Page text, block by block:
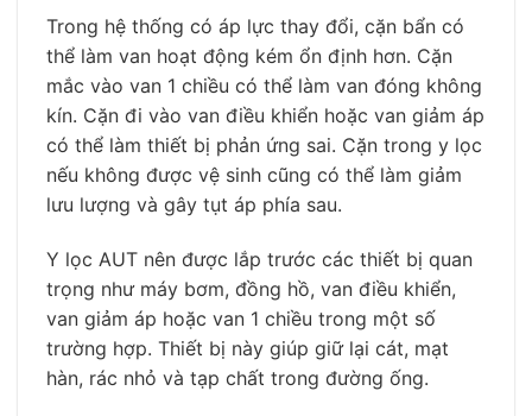
Trong hệ thống có áp lực thay đổi, cặn bẩn có
thể làm van hoạt động kém ổn định hơn. Cặn
mắc vào van 1 chiều có thể làm van đóng không
kín. Cặn đi vào van điều khiển hoặc van giảm áp
có thể làm thiết bị phản ứng sai. Cặn trong y lọc
nếu không được vệ sinh cũng có thể làm giảm
lưu lượng và gây tụt áp phía sau.
Y lọc AUT nên được lắp trước các thiết bị quan
trọng như máy bơm, đồng hồ, van điều khiển,
van giảm áp hoặc van 1 chiều trong một số
trường hợp. Thiết bị này giúp giữ lại cát, mạt
hàn, rác nhỏ và tạp chất trong đường ống.